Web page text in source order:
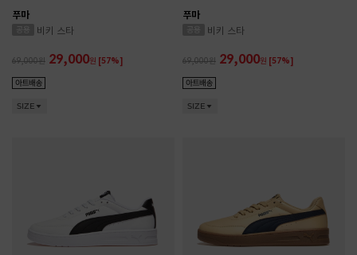
푸마
비키 스타
69,000 29,000원 [57%]
SIZE
푸마
비키 스타
69,000 29,000원 [57%]
SIZE